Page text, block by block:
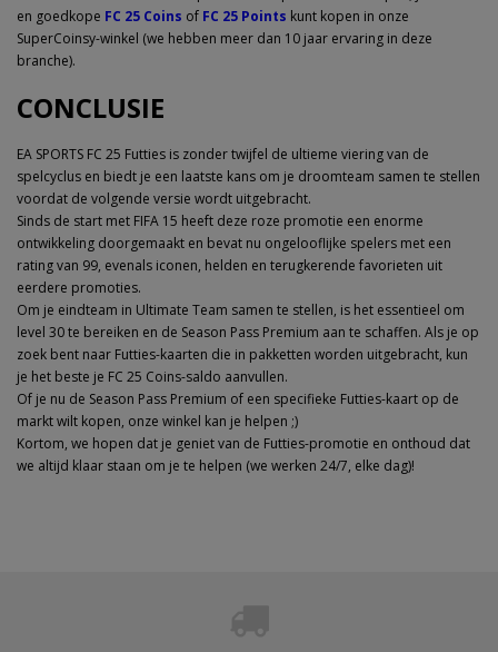
en goedkope FC 25 Coins of FC 25 Points kunt kopen in onze
SuperCoinsy-winkel (we hebben meer dan 10 jaar ervaring in deze
branche).
CONCLUSIE
EA SPORTS FC 25 Futties is zonder twijfel de ultieme viering van de
spelcyclus en biedt je een laatste kans om je droomteam samen te stellen
voordat de volgende versie wordt uitgebracht.
Sinds de start met FIFA 15 heeft deze roze promotie een enorme
ontwikkeling doorgemaakt en bevat nu ongelooflijke spelers met een
rating van 99, evenals iconen, helden en terugkerende favorieten uit
eerdere promoties.
Om je eindteam in Ultimate Team samen te stellen, is het essentieel om
level 30 te bereiken en de Season Pass Premium aan te schaffen. Als je op
zoek bent naar Futties-kaarten die in pakketten worden uitgebracht, kun
je het beste je FC 25 Coins-saldo aanvullen.
Of je nu de Season Pass Premium of een specifieke Futties-kaart op de
markt wilt kopen, onze winkel kan je helpen ;)
Kortom, we hopen dat je geniet van de Futties-promotie en onthoud dat
we altijd klaar staan om je te helpen (we werken 24/7, elke dag)!